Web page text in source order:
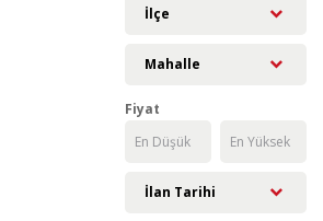
İlçe
Mahalle
Fiyat
İlan Tarihi